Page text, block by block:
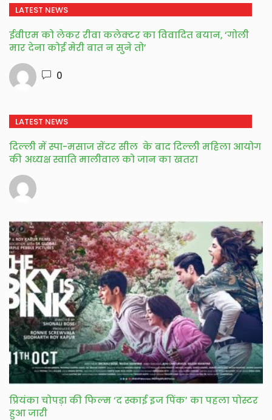
LATEST NEWS
ईवीएम को लेकर रीवा कलेक्टर का विवादित बयान, ‘गोली
मार देना कोई मेरी बात न सुने तो’
0
LATEST NEWS
दिल्ली में स्पा-मसाज सेंटर सील के बाद दिल्ली महिला आयोग
की अध्यक्ष स्वाति मालीवाल को जान का खतरा
प्रियंका चोपड़ा की फिल्म ‘द स्काई इज पिंक’ का पहला पोस्टर
हुआ जारी